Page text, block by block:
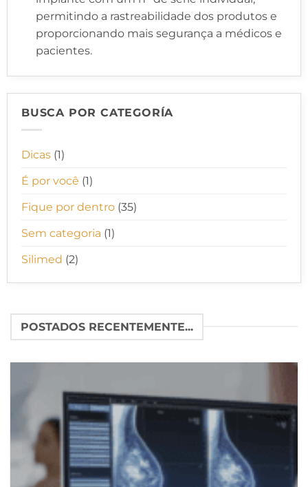
permitindo a rastreabilidade dos produtos e
proporcionando mais segurança a médicos e
pacientes.
BUSCA POR CATEGORÍA
Dicas (1)
É por você (1)
Fique por dentro (35)
Sem categoria (1)
Silimed (2)
POSTADOS RECENTEMENTE...